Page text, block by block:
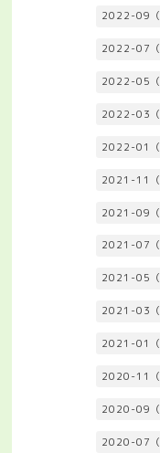
2022-09（
2022-07（
2022-05（
2022-03（
2022-01（
2021-11（
2021-09（
2021-07（
2021-05（
2021-03（
2021-01（
2020-11（
2020-09（
2020-07（